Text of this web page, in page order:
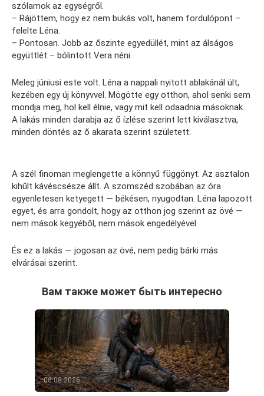
szólamok az egységről.
– Rájöttem, hogy ez nem bukás volt, hanem fordulópont –
felelte Léna.
– Pontosan. Jobb az őszinte egyedüllét, mint az álságos
együttlét – bólintott Vera néni.
Meleg júniusi este volt. Léna a nappali nyitott ablakánál ült,
kezében egy új könyvvel. Mögötte egy otthon, ahol senki sem
mondja meg, hol kell élnie, vagy mit kell odaadnia másoknak.
A lakás minden darabja az ő ízlése szerint lett kiválasztva,
minden döntés az ő akarata szerint született.
A szél finoman meglengette a könnyű függönyt. Az asztalon
kihűlt kávéscsésze állt. A szomszéd szobában az óra
egyenletesen ketyegett — békésen, nyugodtan. Léna lapozott
egyet, és arra gondolt, hogy az otthon jog szerint az övé —
nem mások kegyéből, nem mások engedélyével.
És ez a lakás — jogosan az övé, nem pedig bárki más
elvárásai szerint.
Вам также может быть интересно
06.08.2026